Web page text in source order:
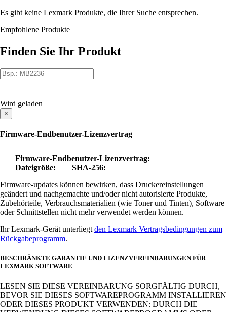
Es gibt keine Lexmark Produkte, die Ihrer Suche entsprechen.
Empfohlene Produkte
Finden Sie Ihr Produkt
Wird geladen
×
Firmware-Endbenutzer-Lizenzvertrag
Firmware-Endbenutzer-Lizenzvertrag:
Dateigröße:
SHA-256:
Firmware-updates können bewirken, dass Druckereinstellungen
geändert und nachgemachte und/oder nicht autorisierte Produkte,
Zubehörteile, Verbrauchsmaterialien (wie Toner und Tinten), Software
oder Schnittstellen nicht mehr verwendet werden können.
Ihr Lexmark-Gerät unterliegt den Lexmark Vertragsbedingungen zum
Rückgabeprogramm.
BESCHRÄNKTE GARANTIE UND LIZENZVEREINBARUNGEN FÜR
LEXMARK SOFTWARE
LESEN SIE DIESE VEREINBARUNG SORGFÄLTIG DURCH,
BEVOR SIE DIESES SOFTWAREPROGRAMM INSTALLIEREN
ODER DIESES PRODUKT VERWENDEN: DURCH DIE